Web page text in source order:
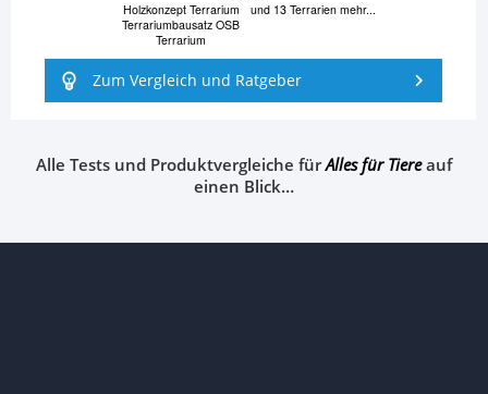
Holzkonzept Terrarium
Terrariumbausatz OSB
Terrarium
und 13 Terrarien mehr...
Zum Vergleich und Ratgeber
Alle Tests und Produktvergleiche fürAlles für Tiereauf
einen Blick…